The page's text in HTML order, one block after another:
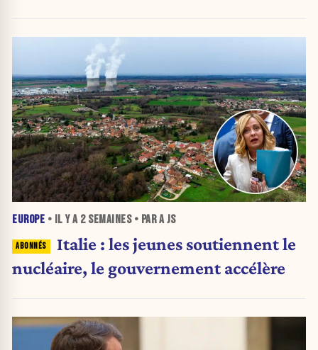
EUROPE • IL Y A 2 SEMAINES• PAR A JS
Italie : les jeunes soutiennent le
nucléaire, le gouvernement accélère